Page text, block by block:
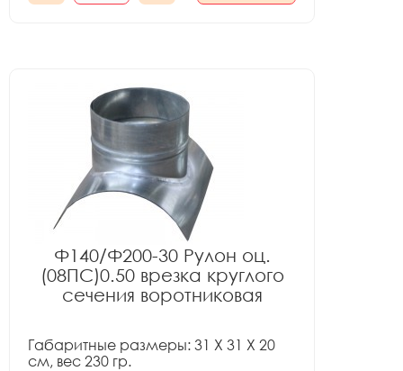
Ф140/Ф200-30 Рулон оц.
(08ПС)0.50 врезка круглого
сечения воротниковая
Габаритные размеры: 31 X 31 X 20
см, вес 230 гр.